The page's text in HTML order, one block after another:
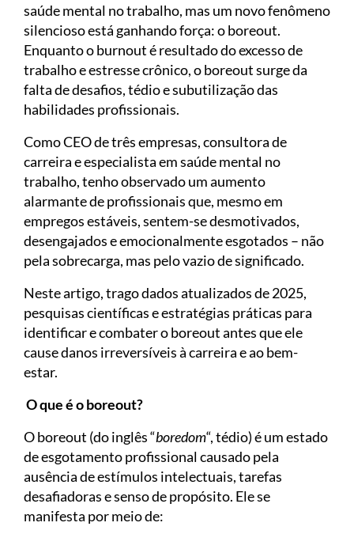
saúde mental no trabalho, mas um novo fenômeno
silencioso está ganhando força: o boreout.
Enquanto o burnout é resultado do excesso de
trabalho e estresse crônico, o boreout surge da
falta de desafios, tédio e subutilização das
habilidades profissionais.
Como CEO de três empresas, consultora de
carreira e especialista em saúde mental no
trabalho, tenho observado um aumento
alarmante de profissionais que, mesmo em
empregos estáveis, sentem-se desmotivados,
desengajados e emocionalmente esgotados – não
pela sobrecarga, mas pelo vazio de significado.
Neste artigo, trago dados atualizados de 2025,
pesquisas científicas e estratégias práticas para
identificar e combater o boreout antes que ele
cause danos irreversíveis à carreira e ao bem-
estar.
O que é o boreout?
O boreout (do inglês “boredom“, tédio) é um estado
de esgotamento profissional causado pela
ausência de estímulos intelectuais, tarefas
desafiadoras e senso de propósito. Ele se
manifesta por meio de: